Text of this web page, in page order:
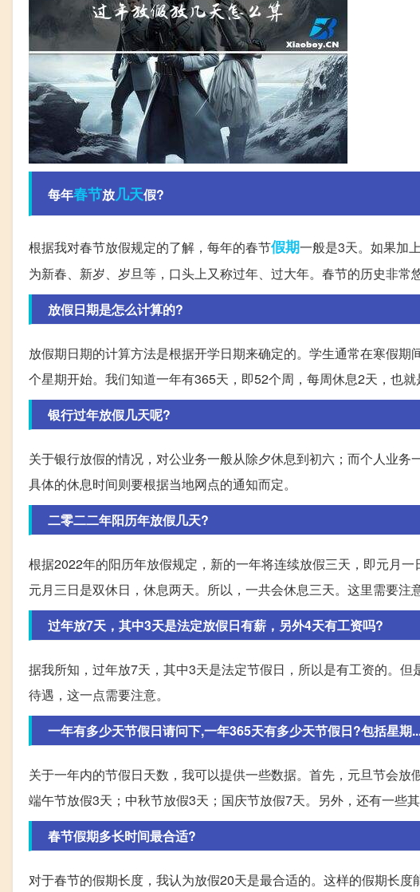
每年春节放几天假?
根据我对春节放假规定的了解，每年的春节假期一般是3天。如果加
为新春、新岁、岁旦等，口头上又称过年、过大年。春节的历史非常
放假日期是怎么计算的?
放假期日期的计算方法是根据开学日期来确定的。学生通常在寒假
个星期开始。我们知道一年有365天，即52个周，每周休息2天，也就
银行过年放假几天呢?
关于银行放假的情况，对公业务一般从除夕休息到初六；而个人业
具体的休息时间则要根据当地网点的通知而定。
二零二二年阳历年放假几天?
根据2022年的阳历年放假规定，新的一年将连续放假三天，即元月
元月三日是双休日，休息两天。所以，一共会休息三天。这里需要注
过年放7天，其中3天是法定放假日有薪，另外4天有工资吗?
据我所知，过年放7天，其中3天是法定节假日，所以是有工资的。
待遇，这一点需要注意。
一年有多少天节假日请问下,一年365天有多少天节假日?包括星期
关于一年内的节假日天数，我可以提供一些数据。首先，元旦节会
端午节放假3天；中秋节放假3天；国庆节放假7天。另外，还有一些
春节假期多长时间最合适?
对于春节的假期长度，我认为放假20天是最合适的。这样的假期长